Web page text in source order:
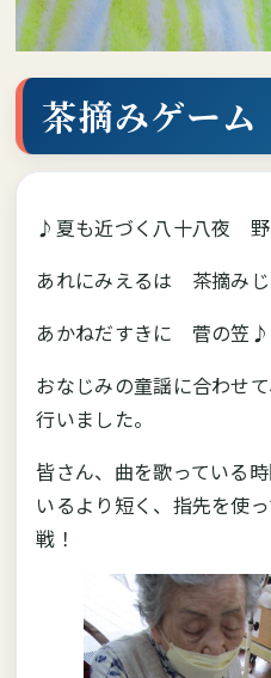
茶摘みゲーム
♪夏も近づく八十八夜 野
あれにみえるは 茶摘み
あかねだすきに 菅の笠♪
おなじみの童謡に合わせ
行いました。
皆さん、曲を歌っている
いるより短く、指先を使
戦！